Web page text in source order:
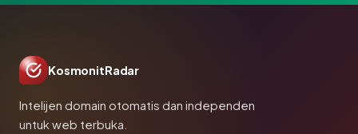
KosmonitRadar
Intelijen domain otomatis dan independen
untuk web terbuka.